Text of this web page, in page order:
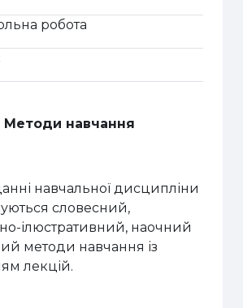
робота
Методи навчання
навчальної дисципліни
словесний,
ілюстративний, наочний
методи навчання із
лекцій.